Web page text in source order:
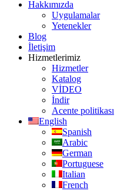
Hakkımızda
Uygulamalar
Yetenekler
Blog
İletişim
Hizmetlerimiz
Hizmetler
Katalog
VİDEO
İndir
Acente politikası
English
Spanish
Arabic
German
Portuguese
Italian
French